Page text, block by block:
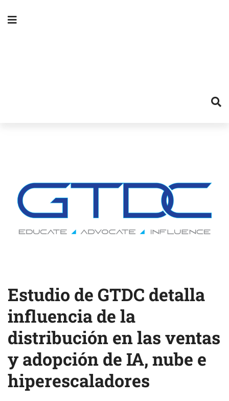
Estudio de GTDC detalla
influencia de la
distribución en las ventas
y adopción de IA, nube e
hiperescaladores